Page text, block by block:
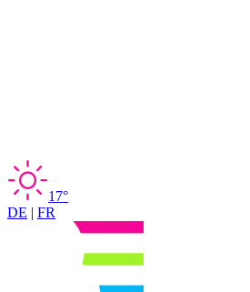
17°
DE | FR